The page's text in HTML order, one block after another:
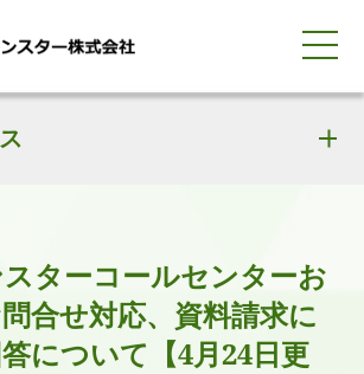
0120-259-440
平日9:00-18:00(土日祝除く)
ターコールセンターお
合せ対応、資料請求に
について【4月24日更